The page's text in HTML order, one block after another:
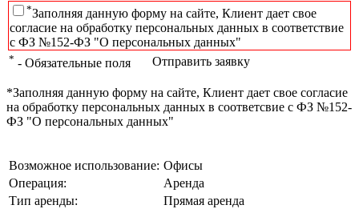
*Заполняя данную форму на сайте, Клиент дает свое
согласие на обработку персональных данных в соответствие
с ФЗ №152-ФЗ "О персональных данных"
* - Обязательные поля Отправить заявку
*Заполняя данную форму на сайте, Клиент дает свое согласие
на обработку персональных данных в соответсвие с ФЗ №152-
ФЗ "О персональных данных"
Возможное использование: Офисы
Операция:
Аренда
Тип аренды:
Прямая аренда